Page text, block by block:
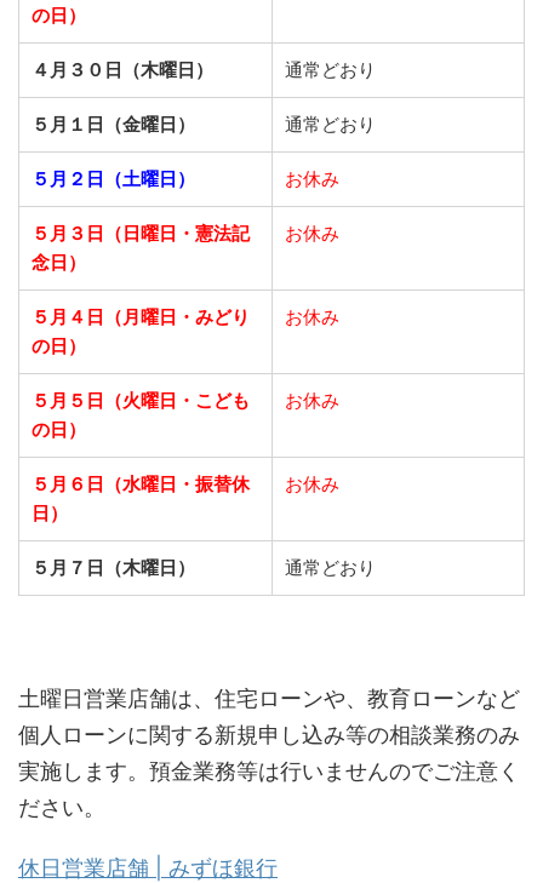
の日）
４月３０日（木曜日） 通常どおり
５月１日（金曜日） 通常どおり
５月２日（土曜日） お休み
５月３日（日曜日・憲法記
念日）
お休み
５月４日（月曜日・みどり
の日）
お休み
５月５日（火曜日・こども
の日）
お休み
５月６日（水曜日・振替休
日）
お休み
５月７日（木曜日） 通常どおり
土曜日営業店舗は、住宅ローンや、教育ローンなど
個人ローンに関する新規申し込み等の相談業務のみ
実施します。預金業務等は行いませんのでご注意く
ださい。
休日営業店舗 | みずほ銀行